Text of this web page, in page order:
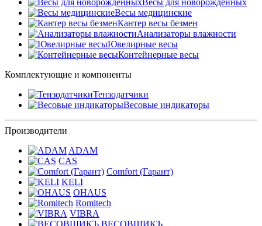
Весы для новорожденных
Весы медицинские
Кантер весы безмен
Анализаторы влажности
Ювелирные весы
Контейнерные весы
Комплектующие и компоненты
Тензодатчики
Весовые индикаторы
Производители
ADAM
CAS
Comfort (Гарант)
KELI
OHAUS
Romitech
VIBRA
ВЕСОВЩИКЪ